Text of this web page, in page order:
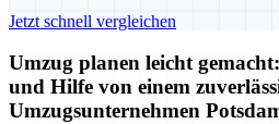
Jetzt schnell vergleichen
Umzug planen leicht
und Hilfe von einem
Umzugsunternehmen